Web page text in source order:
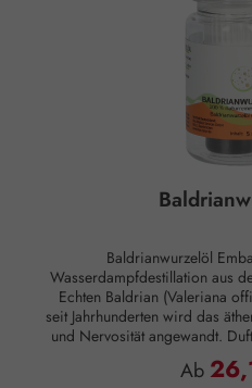
Baldrianwurzelöl
Wasserdampfdestillation aus
Echten Baldrian (Valeriana
seit Jahrhunderten wird das
und Nervosität angewandt. Duftwirkung: Eingeschränkt zur
Raumbeduftung geeignet. Anwendung: Kosmetikum zur
Aromapflege der Haut Anwendungsempfehlung: Maximal 5
Ab